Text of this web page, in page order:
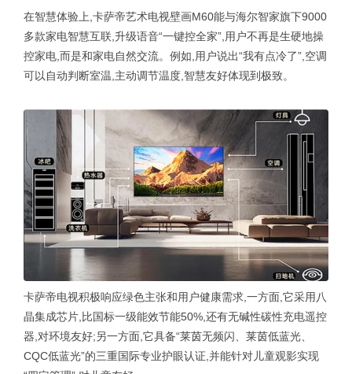
在智慧体验上,卡萨帝艺术电视壁画M60能与海尔智家旗下9000
多款家电智慧互联,升级语音“一键控全家”,用户不再是生硬地操
控家电,而是和家电自然交流。例如,用户说出“我有点冷了”,空调
可以自动判断室温,主动调节温度,智慧友好体现到极致。
卡萨帝电视积极响应绿色主张和用户健康需求,一方面,它采用八
晶集成芯片,比国标一级能效节能50%,还有无碱性碳性充电遥控
器,对环境友好;另一方面,它具备“莱茵无频闪、莱茵低蓝光、
CQC低蓝光”的三重国际专业护眼认证,并能针对儿童观影实现